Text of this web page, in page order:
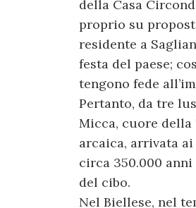
della Casa
proprio su
residente a
festa del paese;
tengono fede
Pertanto, da tre
Micca, cuore della
arcaica, arrivata
circa 350.000
del cibo.
Nel Biellese, nel